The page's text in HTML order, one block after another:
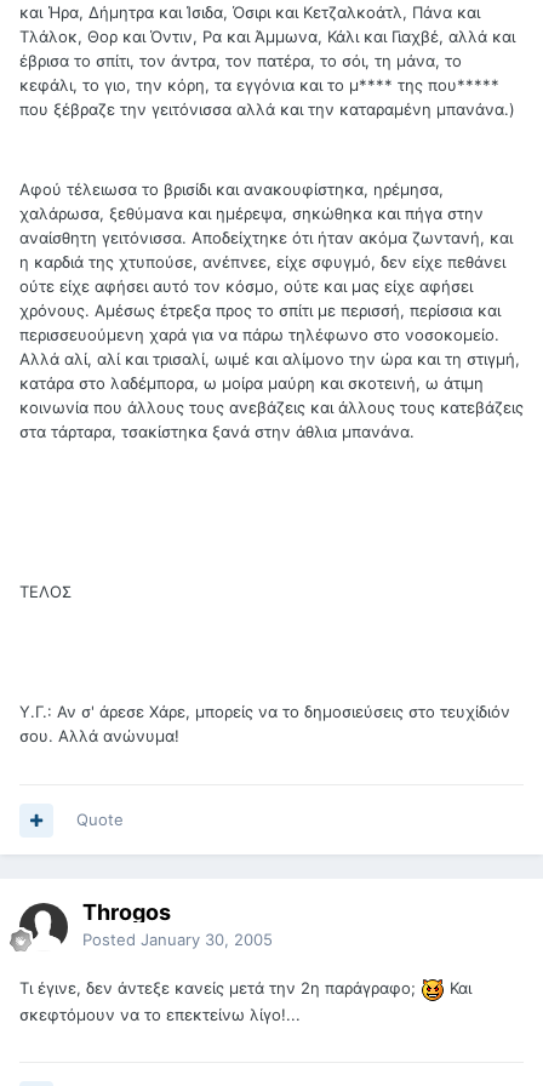
και Ήρα, Δήμητρα και Ίσιδα, Όσιρι και Κετζαλκοάτλ, Πάνα και
Τλάλοκ, Θορ και Όντιν, Ρα και Άμμωνα, Κάλι και Γιαχβέ, αλλά και
έβρισα το σπίτι, τον άντρα, τον πατέρα, το σόι, τη μάνα, το
κεφάλι, το γιο, την κόρη, τα εγγόνια και το μ**** της που*****
που ξέβραζε την γειτόνισσα αλλά και την καταραμένη μπανάνα.)
Αφού τέλειωσα το βρισίδι και ανακουφίστηκα, ηρέμησα,
χαλάρωσα, ξεθύμανα και ημέρεψα, σηκώθηκα και πήγα στην
αναίσθητη γειτόνισσα. Αποδείχτηκε ότι ήταν ακόμα ζωντανή, και
η καρδιά της χτυπούσε, ανέπνεε, είχε σφυγμό, δεν είχε πεθάνει
ούτε είχε αφήσει αυτό τον κόσμο, ούτε και μας είχε αφήσει
χρόνους. Αμέσως έτρεξα προς το σπίτι με περισσή, περίσσια και
περισσευούμενη χαρά για να πάρω τηλέφωνο στο νοσοκομείο.
Αλλά αλί, αλί και τρισαλί, ωιμέ και αλίμονο την ώρα και τη στιγμή,
κατάρα στο λαδέμπορα, ω μοίρα μαύρη και σκοτεινή, ω άτιμη
κοινωνία που άλλους τους ανεβάζεις και άλλους τους κατεβάζεις
στα τάρταρα, τσακίστηκα ξανά στην άθλια μπανάνα.
ΤΕΛΟΣ
Υ.Γ.: Αν σ' άρεσε Χάρε, μπορείς να το δημοσιεύσεις στο τευχίδιόν
σου. Αλλά ανώνυμα!
Quote
Throgos
Posted January 30, 2005
Τι έγινε, δεν άντεξε κανείς μετά την 2η παράγραφο;
Και
σκεφτόμουν να το επεκτείνω λίγο!...